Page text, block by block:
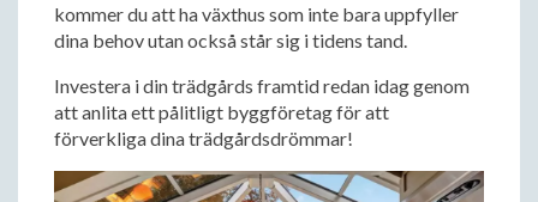
kommer du att ha växthus som inte bara uppfyller
dina behov utan också står sig i tidens tand.
Investera i din trädgårds framtid redan idag genom
att anlita ett pålitligt byggföretag för att
förverkliga dina trädgårdsdrömmar!